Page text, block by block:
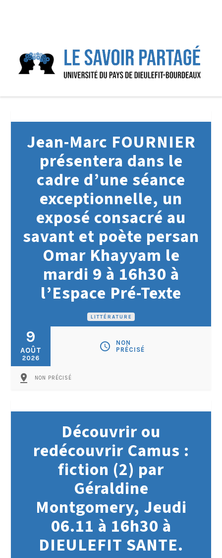
LITTÉRATURE
Jean-Marc FOURNIER
présentera dans le
cadre d’une séance
exceptionnelle, un
exposé consacré au
savant et poète persan
Omar Khayyam le
mardi 9 à 16h30 à
l’Espace Pré-Texte
9
AOÛT
2026
schedule
NON
PRÉCISÉ
pin_drop NON PRÉCISÉ
Découvrir ou
redécouvrir Camus :
fiction (2) par
Géraldine
Montgomery, Jeudi
06.11 à 16h30 à
DIEULEFIT SANTE.